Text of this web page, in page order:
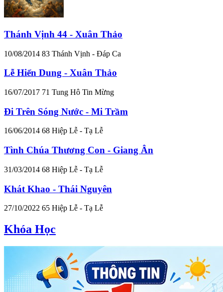
Thánh Vịnh 44 - Xuân Thảo
10/08/2014 83 Thánh Vịnh - Đáp Ca
Lễ Hiển Dung - Xuân Thảo
16/07/2017 71 Tung Hô Tin Mừng
Đi Trên Sóng Nước - Mi Trầm
16/06/2014 68 Hiệp Lễ - Tạ Lễ
Tình Chúa Thương Con - Giang Ân
31/03/2014 68 Hiệp Lễ - Tạ Lễ
Khát Khao - Thái Nguyên
27/10/2022 65 Hiệp Lễ - Tạ Lễ
Khóa Học